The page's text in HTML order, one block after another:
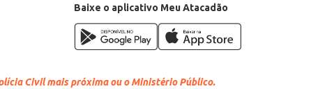
Baixe o aplicativo Meu Atacadão
Civil mais próxima ou o Ministério Público.